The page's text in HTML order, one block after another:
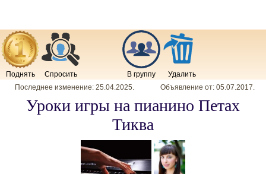
Поднять Спросить В группу
Удалить
Последнее изменение: 25.04.2025. Объявление от: 05.07.2017.
Уроки игры на пианино Петах
Тиква